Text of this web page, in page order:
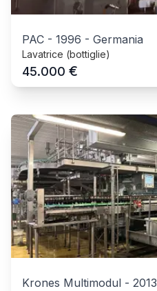
PAC - 1996 - Germania
Lavatrice (bottiglie)
45.000 €
Krones Multimodul - 2013